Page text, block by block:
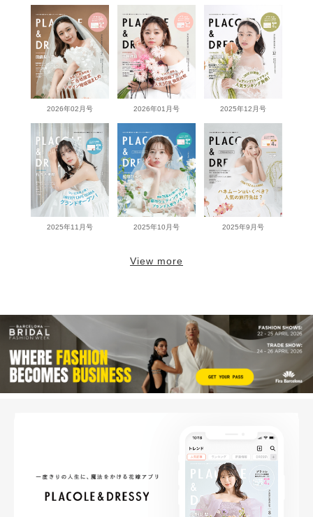
2026年02月号 2026年01月号 2025年12月号
2025年11月号 2025年10月号 2025年9月号
View more